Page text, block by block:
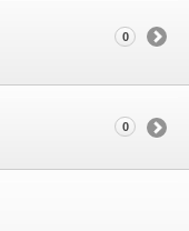
0
0